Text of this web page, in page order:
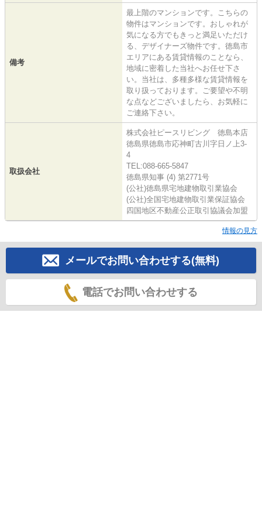
備考
最上階のマンションです。こちらの
物件はマンションです。おしゃれが
気になる方でもきっと満足いただけ
る、デザイナーズ物件です。徳島市
エリアにある賃貸情報のことなら、
地域に密着した当社へお任せ下さ
い。当社は、多種多様な賃貸情報を
取り扱っております。ご要望や不明
な点などございましたら、お気軽に
ご連絡下さい。
取扱会社
株式会社ピースリビング 徳島本店
徳島県徳島市応神町古川字日ノ上3-
4
TEL:088-665-5847
徳島県知事 (4) 第2771号
(公社)徳島県宅地建物取引業協会
(公社)全国宅地建物取引業保証協会
四国地区不動産公正取引協議会加盟
情報の見方
メールでお問い合わせする(無料)
電話でお問い合わせする